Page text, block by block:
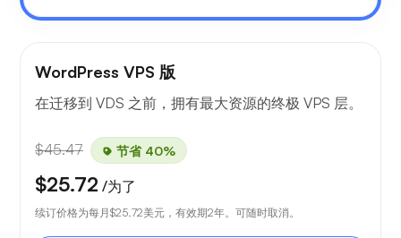
WordPress VPS 版
在迁移到 VDS 之前，拥有最大资源的终极 VPS 层。
$45.47 节省 40%
$25.72 /为了
续订价格为每月$25.72美元，有效期2年。可随时取消。